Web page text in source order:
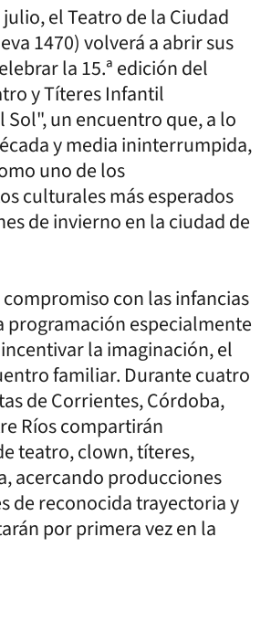
julio, el Teatro de la Ciudad
1470) volverá a abrir sus
la 15.ª edición del
y Títeres Infantil
Sol", un encuentro que, a lo
y media ininterrumpida,
uno de los
culturales más esperados
de invierno en la ciudad de
con las infancias
programación especialmente
la imaginación, el
familiar. Durante cuatro
de Corrientes, Córdoba,
Ríos compartirán
teatro, clown, títeres,
acercando producciones
de reconocida trayectoria y
por primera vez en la